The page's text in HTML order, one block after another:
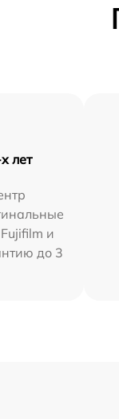
лет
и
до 3